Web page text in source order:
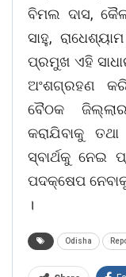
ବିମଲ ଦାସ,
ସାହୁ,
ପ୍ରମୁଖ ଏହି
ଅଂଶଗ୍ରହଣ
ବୈଠକ
କରାଯିବାକୁ
ସ୍ବାର୍ଥକୁ ନେଇ
ପଦକ୍ଷେପ
।
Odisha